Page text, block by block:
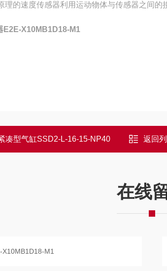
理的速度传感器利用运动物体与传感器之间的
E2E-X10MB1D18-M1
凑型气缸SSD2-L-16-15-NP40 返回
在线